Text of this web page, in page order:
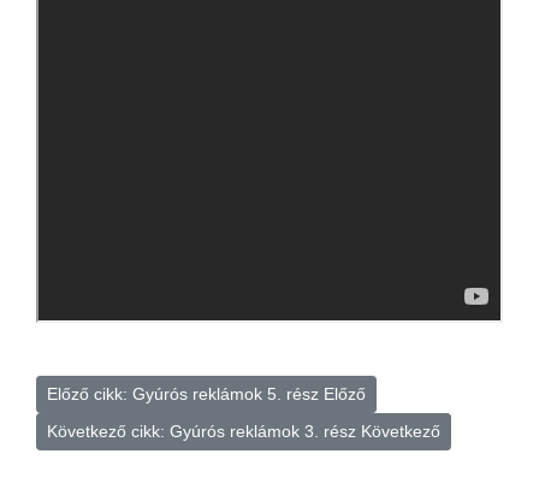
Előző cikk: Gyúrós reklámok 5. rész Előző
Következő cikk: Gyúrós reklámok 3. rész Következő